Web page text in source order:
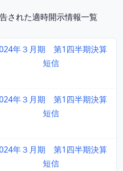
された適時開示情報一覧
年３月期 第1四半期決算
短信
年３月期 第1四半期決算
短信
年３月期 第1四半期決算
短信